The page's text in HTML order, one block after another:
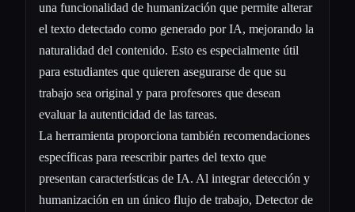
una funcionalidad de humanización que permite alterar
el texto detectado como generado por IA, mejorando la
naturalidad del contenido. Esto es especialmente útil
para estudiantes que quieren asegurarse de que su
trabajo sea original y para profesores que desean
evaluar la autenticidad de las tareas.
La herramienta proporciona también recomendaciones
específicas para reescribir partes del texto que
presentan características de IA. Al integrar detección y
humanización en un único flujo de trabajo, Detector de